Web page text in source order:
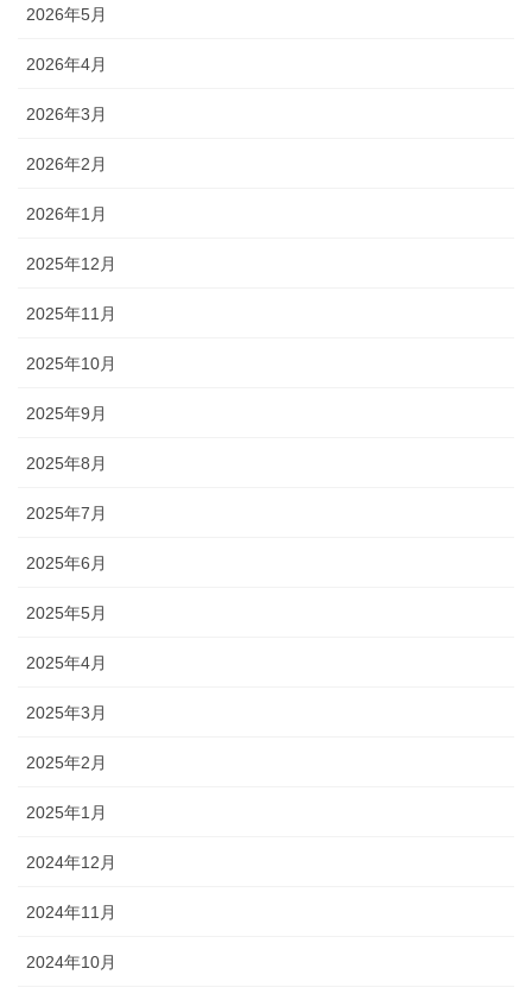
2026年5月
2026年4月
2026年3月
2026年2月
2026年1月
2025年12月
2025年11月
2025年10月
2025年9月
2025年8月
2025年7月
2025年6月
2025年5月
2025年4月
2025年3月
2025年2月
2025年1月
2024年12月
2024年11月
2024年10月